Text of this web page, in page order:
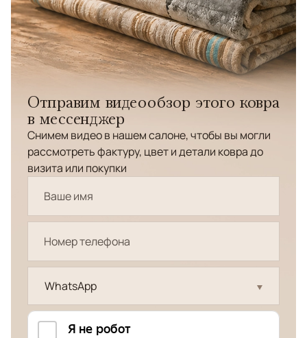
Отправим видеообзор этого ковра
в мессенджер
Снимем видео в нашем салоне, чтобы вы могли
рассмотреть фактуру, цвет и детали ковра до
визита или покупки
WhatsApp